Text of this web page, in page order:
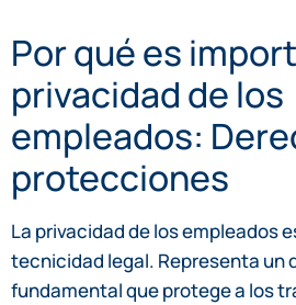
Por qué es
privacidad de los
empleados:
protecciones
La privacidad de los empleados
tecnicidad legal. Representa un
fundamental que protege a los